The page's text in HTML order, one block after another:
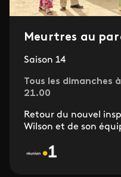
Meurtres au
Saison 14
Tous les dimanches
21.00
Retour du nouvel
Wilson et de son